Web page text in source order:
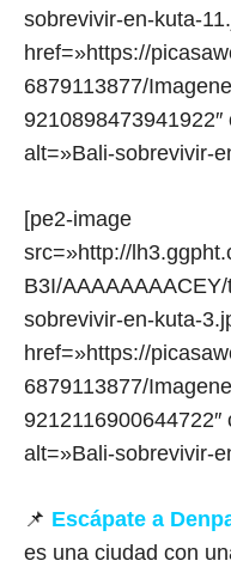
sobrevivir-en-kuta-
href=»https://
6879113877/
alt=»Bali-sobrevivir-
[pe2-image
src=»http://
B3I/
sobrevivir-en-kuta-
href=»https://
6879113877/
alt=»Bali-sobrevivir-
📌 Escápate a
es una ciudad con